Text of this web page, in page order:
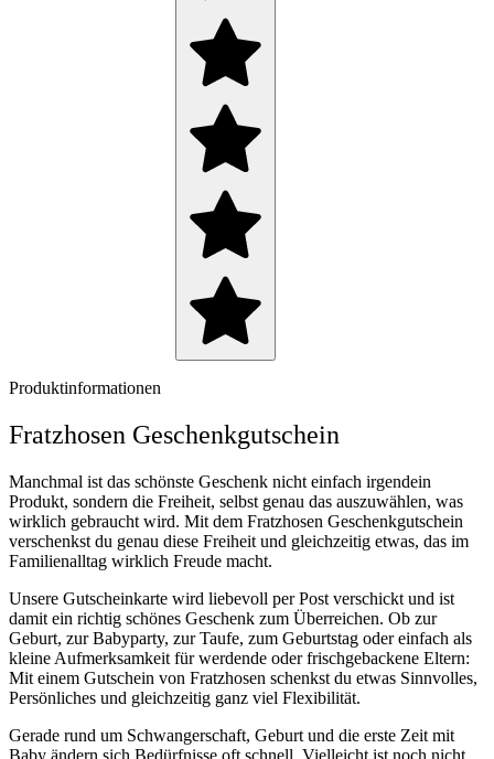
Produktinformationen
Fratzhosen Geschenkgutschein
Manchmal ist das schönste Geschenk nicht einfach irgendein
Produkt, sondern die Freiheit, selbst genau das auszuwählen, was
wirklich gebraucht wird. Mit dem Fratzhosen Geschenkgutschein
verschenkst du genau diese Freiheit und gleichzeitig etwas, das im
Familienalltag wirklich Freude macht.
Unsere Gutscheinkarte wird liebevoll per Post verschickt und ist
damit ein richtig schönes Geschenk zum Überreichen. Ob zur
Geburt, zur Babyparty, zur Taufe, zum Geburtstag oder einfach als
kleine Aufmerksamkeit für werdende oder frischgebackene Eltern:
Mit einem Gutschein von Fratzhosen schenkst du etwas Sinnvolles,
Persönliches und gleichzeitig ganz viel Flexibilität.
Gerade rund um Schwangerschaft, Geburt und die erste Zeit mit